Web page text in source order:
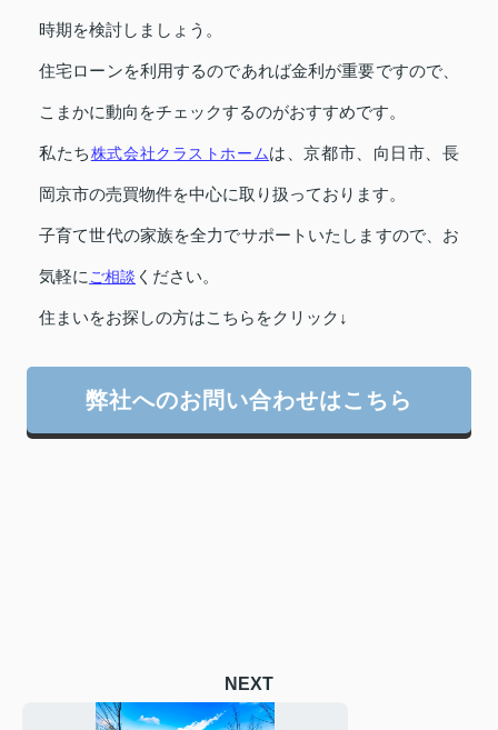
時期を検討しましょう。
住宅ローンを利用するのであれば金利が重要ですので、
こまかに動向をチェックするのがおすすめです。
私たち株式会社クラストホームは、京都市、向日市、長
岡京市の売買物件を中心に取り扱っております。
子育て世代の家族を全力でサポートいたしますので、お
気軽にご相談 ください。
住まいをお探しの方はこちらをクリック↓
弊社へのお問い合わせはこちら
NEXT